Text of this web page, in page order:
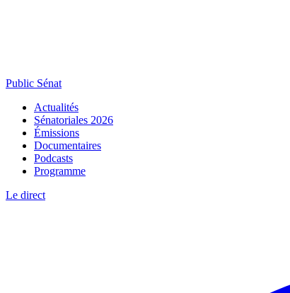
Public Sénat
Actualités
Sénatoriales 2026
Émissions
Documentaires
Podcasts
Programme
Le direct